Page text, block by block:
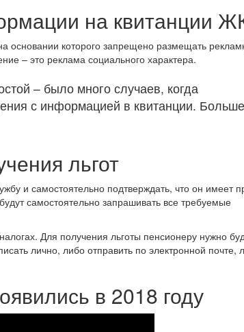
на квитанции
основании которого запрещено размещать
– это реклама социального характера.
– было много случаев, когда
с информацией в квитанции. Больше
льгот
и самостоятельно подтверждать, что он имеет
самостоятельно запрашивать все требуемые
Для получения льготы пенсионеру нужно
лично, либо отправить по электронной почте,
в 2018 году